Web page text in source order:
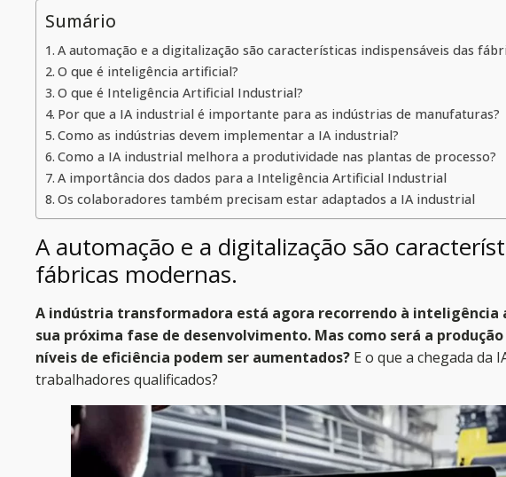
Sumário
A automação e a digitalização são características indispensáveis ​​das
O que é inteligência artificial?
O que é Inteligência Artificial Industrial?
Por que a IA industrial é importante para as indústrias de manufaturas?
Como as indústrias devem implementar a IA industrial?
Como a IA industrial melhora a produtividade nas plantas de processo?
A importância dos dados para a Inteligência Artificial Industrial
Os colaboradores também precisam estar adaptados a IA industrial
A automação e a digitalização são
fábricas modernas.
A indústria transformadora está agora recorrendo à inteligência
sua próxima fase de desenvolvimento. Mas como será a
níveis de eficiência podem ser aumentados? E o que a chegada da
trabalhadores qualificados?